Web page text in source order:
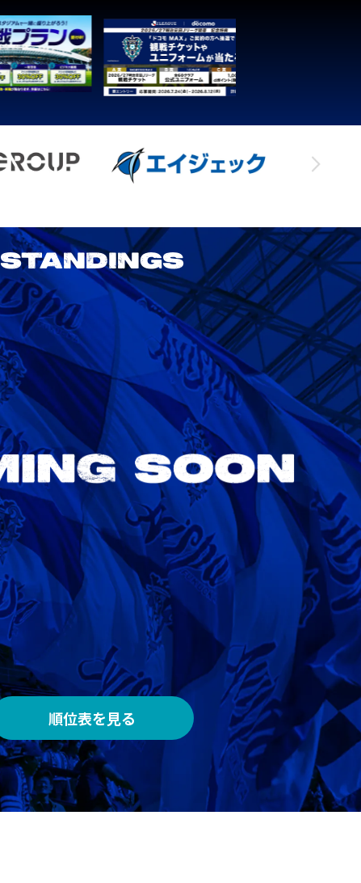
2026/27明治安田J1リーグ 鹿島アント
ラーズ vs アビスパ福岡
8/22Sat. 18:00
VS
AWAY
メルカリスタジアム
STANDINGS
順位表を見る